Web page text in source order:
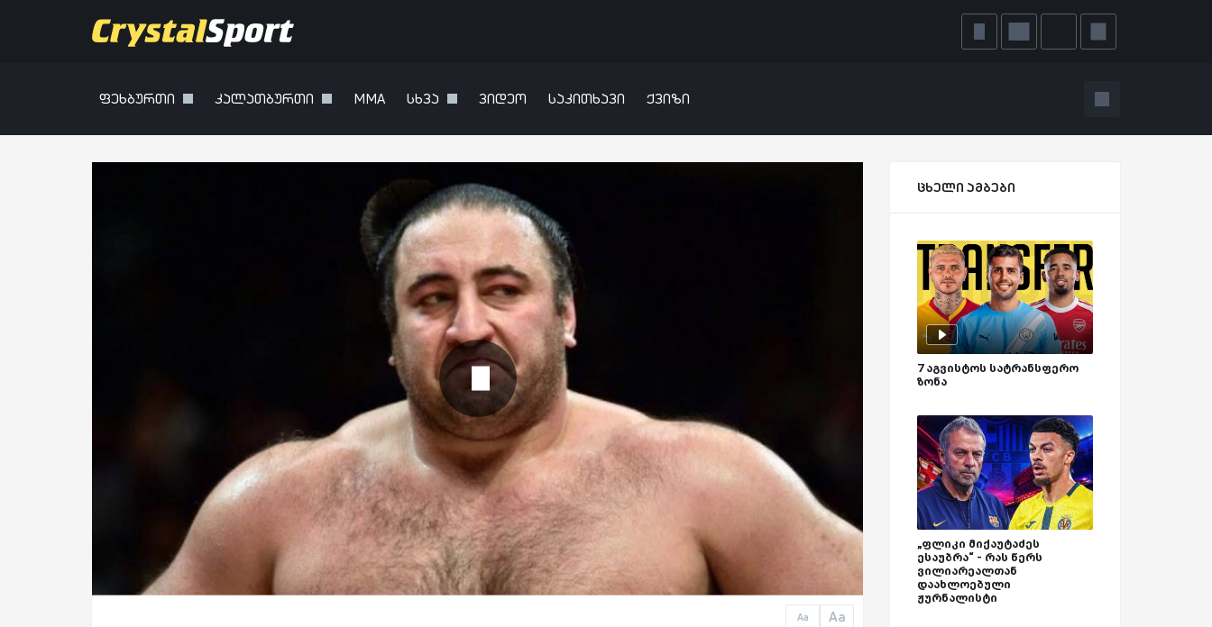
ფეხბურთი კალათბურთი MMA სხვა ვიდეო საკითხავი ქვიზი
Aa Aa
ცხელი ამბები
7 აგვისტოს სატრანსფერო
ზონა
„ფლიკი მიქაუტაძეს
ესაუბრა“ - რას წერს
ვილიარეალთან
დაახლოებული
ჟურნალისტი